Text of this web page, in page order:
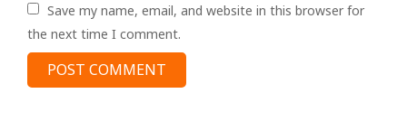
Save my name, email, and website in this browser for
the next time I comment.